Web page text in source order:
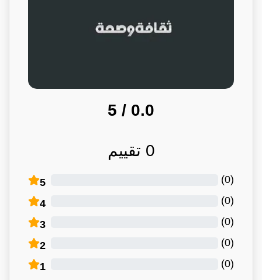
0.0
/ 5
0 تقييم
5 (
0
)
4 (
0
)
3 (
0
)
2 (
0
)
1 (
0
)